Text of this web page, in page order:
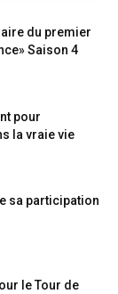
du premier
Saison 4
pour
la vraie vie
sa participation
le Tour de